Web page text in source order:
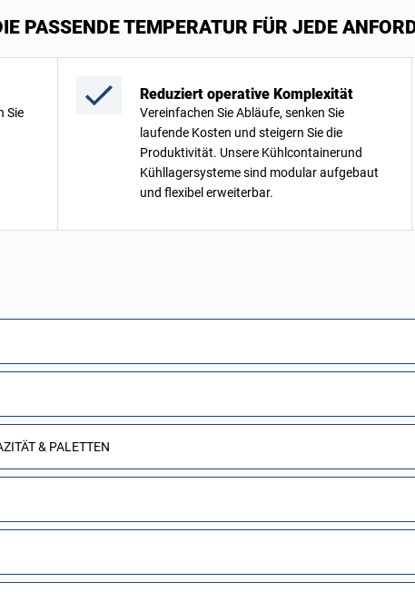
PASSENDE TEMPERATUR FÜR JEDE
Sie
Reduziert operative Komplexität
Vereinfachen Sie Abläufe, senken Sie
laufende Kosten und steigern Sie die
Produktivität. Unsere Kühlcontainerund
Kühllagersysteme sind modular aufgebaut
und flexibel erweiterbar.
& PALETTEN